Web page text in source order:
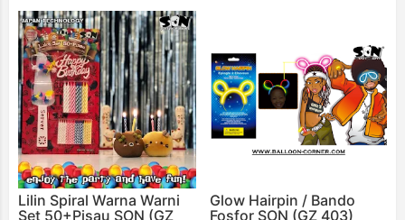
Lilin Spiral Warna Warni
Set 50+Pisau SON (GZ
Glow Hairpin / Bando
Fosfor SON (GZ 403)